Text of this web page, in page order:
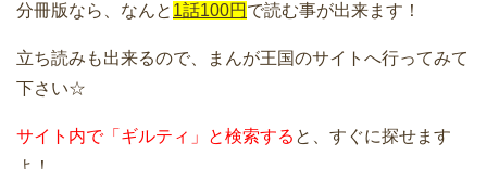
分冊版なら、なんと 1話100円 で読む事が出来ます！
立ち読みも出来るので、まんが王国のサイトへ行ってみて
下さい☆
サイト内で「ギルティ」と検索する と、すぐに探せます